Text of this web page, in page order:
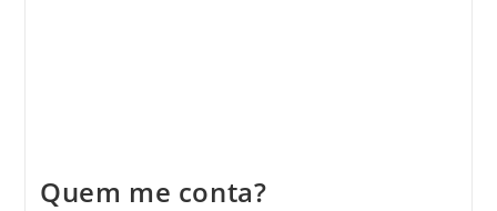
Quem me conta?